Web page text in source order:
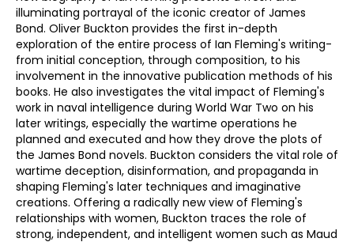
illuminating portrayal of the iconic creator of James
Bond. Oliver Buckton provides the first in-depth
exploration of the entire process of Ian Fleming's writing-
from initial conception, through composition, to his
involvement in the innovative publication methods of his
books. He also investigates the vital impact of Fleming's
work in naval intelligence during World War Two on his
later writings, especially the wartime operations he
planned and executed and how they drove the plots of
the James Bond novels. Buckton considers the vital role of
wartime deception, disinformation, and propaganda in
shaping Fleming's later techniques and imaginative
creations. Offering a radically new view of Fleming's
relationships with women, Buckton traces the role of
strong, independent, and intelligent women such as Maud